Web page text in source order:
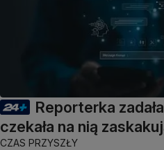
Reporterka
czekała na nią
CZAS PRZYSZŁY